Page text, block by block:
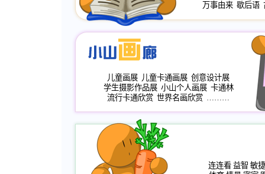
万事由来 歇后语
儿童画展 儿童卡通画展 创意设计展
学生摄影作品展 小山个人画展 卡通林
流行卡通欣赏 世界名画欣赏 ………
连连看 益智 敏捷